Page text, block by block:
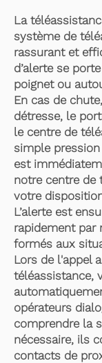
La
système de
rassurant et
d’alerte se
poignet ou
En cas de
détresse, le
le centre de
simple
est
notre centre de
votre
L’alerte est
rapidement par
formés aux
Lors de l'appel
téléassistance,
opérateurs
comprendre la
nécessaire, ils
contacts de